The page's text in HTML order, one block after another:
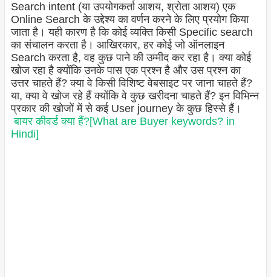
Search intent (या उपयोगकर्ता आशय, श्रोता आशय) एक
Online Search के उद्देश्य का वर्णन करने के लिए प्रयोग किया
जाता है। यही कारण है कि कोई व्यक्ति किसी Specific search
का संचालन करता है। आखिरकार, हर कोई जो ऑनलाइन
Search करता है, वह कुछ पाने की उम्मीद कर रहा है। क्या कोई
खोज रहा है क्योंकि उनके पास एक प्रश्न है और उस प्रश्न का
उत्तर चाहते हैं? क्या वे किसी विशिष्ट वेबसाइट पर जाना चाहते हैं?
या, क्या वे खोज रहे हैं क्योंकि वे कुछ खरीदना चाहते हैं? इन विभिन्न
प्रकार की खोजों में से कई User journey के कुछ हिस्से हैं।
बायर कीवर्ड क्या हैं?[What are Buyer keywords? in
Hindi]